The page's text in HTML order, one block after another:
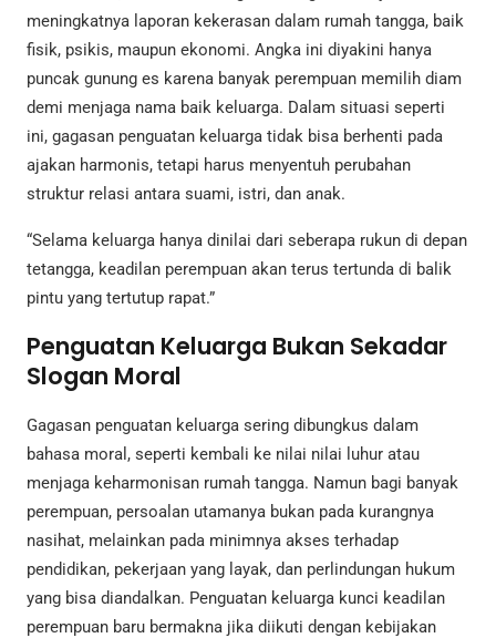
meningkatnya laporan kekerasan dalam rumah tangga, baik
fisik, psikis, maupun ekonomi. Angka ini diyakini hanya
puncak gunung es karena banyak perempuan memilih diam
demi menjaga nama baik keluarga. Dalam situasi seperti
ini, gagasan penguatan keluarga tidak bisa berhenti pada
ajakan harmonis, tetapi harus menyentuh perubahan
struktur relasi antara suami, istri, dan anak.
“Selama keluarga hanya dinilai dari seberapa rukun di depan
tetangga, keadilan perempuan akan terus tertunda di balik
pintu yang tertutup rapat.”
Penguatan Keluarga Bukan Sekadar
Slogan Moral
Gagasan penguatan keluarga sering dibungkus dalam
bahasa moral, seperti kembali ke nilai nilai luhur atau
menjaga keharmonisan rumah tangga. Namun bagi banyak
perempuan, persoalan utamanya bukan pada kurangnya
nasihat, melainkan pada minimnya akses terhadap
pendidikan, pekerjaan yang layak, dan perlindungan hukum
yang bisa diandalkan. Penguatan keluarga kunci keadilan
perempuan baru bermakna jika diikuti dengan kebijakan